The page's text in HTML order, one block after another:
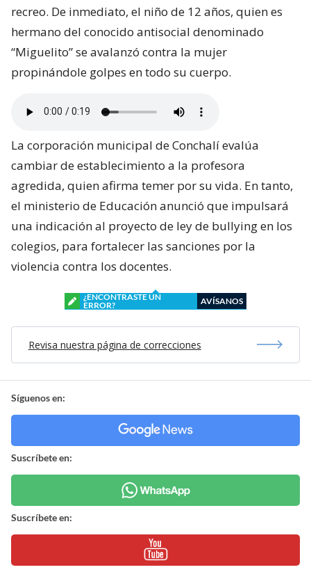
recreo. De inmediato, el niño de 12 años, quien es
hermano del conocido antisocial denominado
“Miguelito” se avalanzó contra la mujer
propinándole golpes en todo su cuerpo.
La corporación municipal de Conchalí evalúa
cambiar de establecimiento a la profesora
agredida, quien afirma temer por su vida. En tanto,
el ministerio de Educación anunció que impulsará
una indicación al proyecto de ley de bullying en los
colegios, para fortalecer las sanciones por la
violencia contra los docentes.
¿ENCONTRASTE UN
ERROR?
AVÍSANOS
Revisa nuestra página de correcciones
Síguenos en:
Suscríbete en:
Suscríbete en: